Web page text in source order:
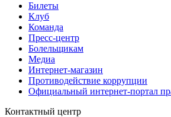
Билеты
Клуб
Команда
Пресс-центр
Болельщикам
Медиа
Интернет-магазин
Противодействие коррупции
Официальный интернет-портал
Контактный центр